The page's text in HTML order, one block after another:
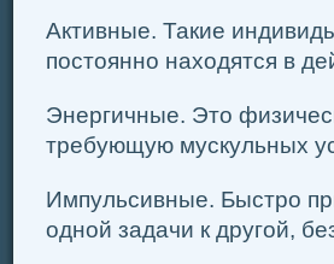
Активные. Такие
постоянно находятся в
Энергичные. Это
требующую мускульных
Импульсивные. Быстро
одной задачи к другой,